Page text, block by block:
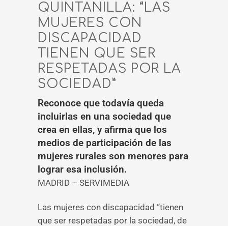
QUINTANILLA: “LAS
MUJERES CON
DISCAPACIDAD
TIENEN QUE SER
RESPETADAS POR LA
SOCIEDAD”
Reconoce que todavía queda
incluirlas en una sociedad que
crea en ellas, y afirma que los
medios de participación de las
mujeres rurales son menores para
lograr esa inclusión.
MADRID – SERVIMEDIA
Las mujeres con discapacidad “tienen
que ser respetadas por la sociedad, de